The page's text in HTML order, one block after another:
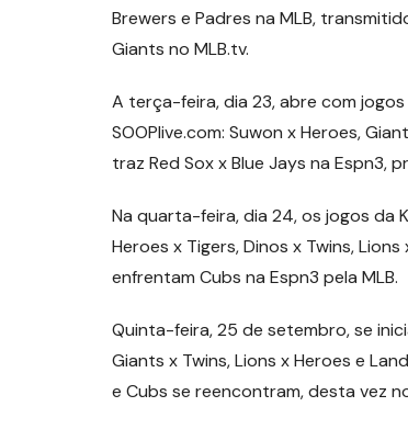
Brewers e Padres na MLB,
Giants no MLB.tv.
A terça-feira, dia 23, abre com
SOOPlive.com: Suwon x Heroes,
traz Red Sox x Blue Jays na Espn3,
Na quarta-feira, dia 24, os jogos da
Heroes x Tigers, Dinos x Twins,
enfrentam Cubs na Espn3 pela MLB.
Quinta-feira, 25 de setembro, se
Giants x Twins, Lions x Heroes e
e Cubs se reencontram, desta vez